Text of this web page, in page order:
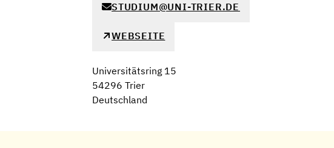
STUDIUM@UNI-TRIER.DE
WEBSEITE
Universitätsring 15
54296 Trier
Deutschland